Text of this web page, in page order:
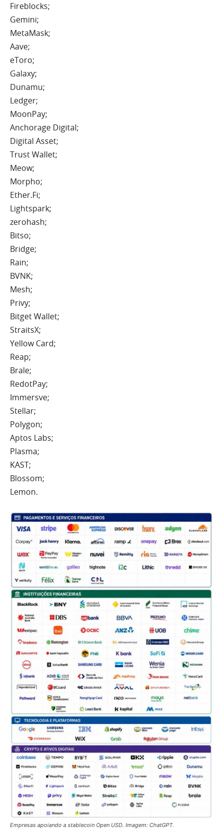
Fireblocks;
Gemini;
MetaMask;
Aave;
eToro;
Galaxy;
Dunamu;
Ledger;
MoonPay;
Anchorage Digital;
Digital Asset;
Trust Wallet;
Meow;
Morpho;
Ether.Fi;
Lightspark;
zerohash;
Bitso;
Bridge;
Rain;
BVNK;
Mesh;
Privy;
Bitget Wallet;
StraitsX;
Yellow Card;
Reap;
Brale;
RedotPay;
Immersve;
Stellar;
Polygon;
Aptos Labs;
Plasma;
KAST;
Blossom;
Lemon.
Empresas apoiando a stablecoin Open USD. Imagem: ChatGPT.